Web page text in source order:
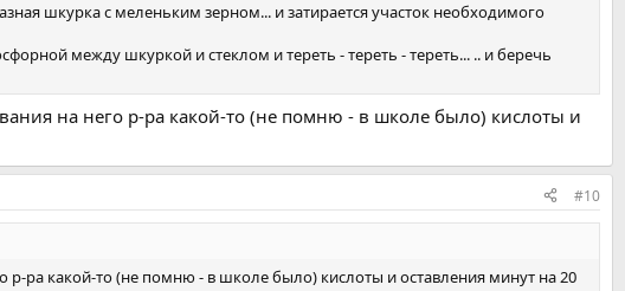
шкурка с меленьким зерном... и затирается участок необходимого
между шкуркой и стеклом и тереть - тереть - тереть... .. и беречь
на него р-ра какой-то (не помню - в школе было) кислоты и
#10
р-ра какой-то (не помню - в школе было) кислоты и оставления минут на 20